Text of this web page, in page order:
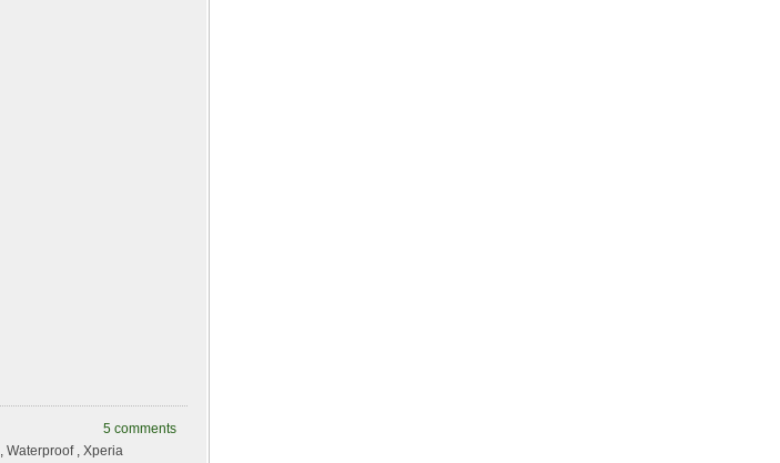
5 comments
, Waterproof, Xperia